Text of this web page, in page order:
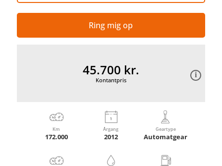
Ring mig op
45.700 kr.
Kontantpris
Km
172.000
Årgang
2012
Geartype
Automatgear